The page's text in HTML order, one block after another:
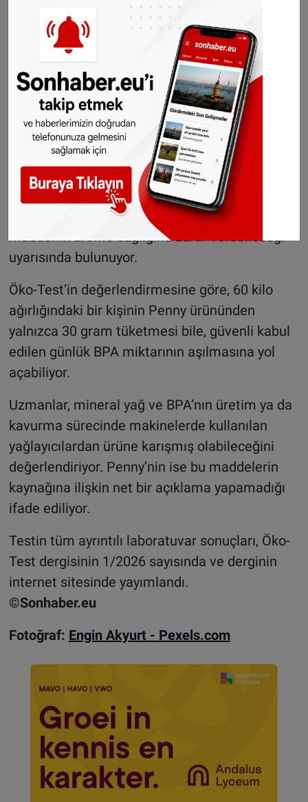
“yetersiz” notu aldı. Analizlerde, yüksek
düzeyde doymuş mineral yağ hidrokarbonları
(MOSH) ve BPA tespit edildi.
MOSH ve BPA’nın riskleri
Almanya Federal Risk Değerlendirme Enstitüsü
(BfR), MOSH maddelerinin insan vücudunda
yağ dokusu ve bazı organlarda birikebileceğine
dikkat çekiyor. Bu maddelerin uzun vadeli
etkilerinin ise henüz netlik kazanmadığı
belirtiliyor. BPA için ise Avrupa Komisyonu,
maddenin üreme sağlığına zarar verebileceği
uyarısında bulunuyor.
Öko-Test’in değerlendirmesine göre, 60 kilo
ağırlığındaki bir kişinin Penny ürününden
yalnızca 30 gram tüketmesi bile, güvenli kabul
edilen günlük BPA miktarının aşılmasına yol
açabiliyor.
Uzmanlar, mineral yağ ve BPA’nın üretim ya da
kavurma sürecinde makinelerde kullanılan
yağlayıcılardan ürüne karışmış olabileceğini
değerlendiriyor. Penny’nin ise bu maddelerin
kaynağına ilişkin net bir açıklama yapamadığı
ifade ediliyor.
Testin tüm ayrıntılı laboratuvar sonuçları, Öko-
Test dergisinin 1/2026 sayısında ve derginin
internet sitesinde yayımlandı.
©Sonhaber.eu
Fotoğraf: Engin Akyurt - Pexels.com